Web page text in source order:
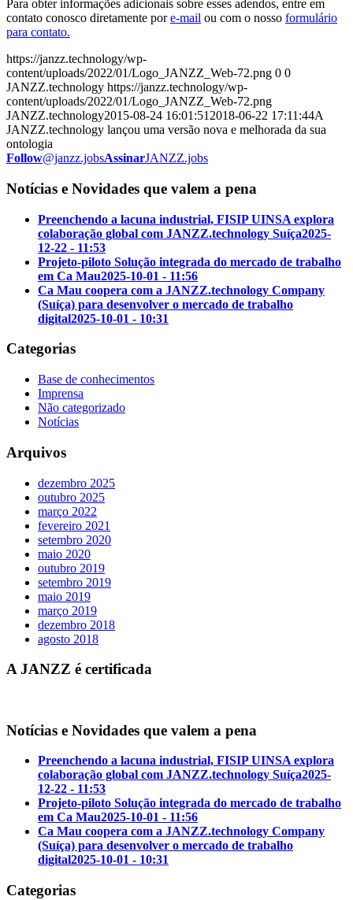
Para obter informações adicionais sobre esses adendos, entre em
contato conosco diretamente pore-mail ou com o nosso formulário
para contato.
https://janzz.technology/wp-
content/uploads/2022/01/Logo_JANZZ_Web-72.png 0 0
JANZZ.technology https://janzz.technology/wp-
content/uploads/2022/01/Logo_JANZZ_Web-72.png
JANZZ.technology2015-08-24 16:01:51 2018-06-22 17:11:44A
JANZZ.technology lançou uma versão nova e melhorada da sua
ontologia
Follow@janzz.jobsAssinarJANZZ.jobs
Notícias e Novidades que valem a pena
Preenchendo a lacuna industrial, FISIP UINSA explora
colaboração global com JANZZ.technology Suíça2025-
12-22 - 11:53
Projeto-piloto Solução integrada do mercado de trabalho
em Ca Mau2025-10-01 - 11:56
Ca Mau coopera com a JANZZ.technology Company
(Suíça) para desenvolver o mercado de trabalho
digital2025-10-01 - 10:31
Categorias
Base de conhecimentos
Imprensa
Não categorizado
Notícias
Arquivos
dezembro 2025
outubro 2025
março 2022
fevereiro 2021
setembro 2020
maio 2020
outubro 2019
setembro 2019
maio 2019
março 2019
dezembro 2018
agosto 2018
A JANZZ é certificada
Notícias e Novidades que valem a pena
Preenchendo a lacuna industrial, FISIP UINSA explora
colaboração global com JANZZ.technology Suíça2025-
12-22 - 11:53
Projeto-piloto Solução integrada do mercado de trabalho
em Ca Mau2025-10-01 - 11:56
Ca Mau coopera com a JANZZ.technology Company
(Suíça) para desenvolver o mercado de trabalho
digital2025-10-01 - 10:31
Categorias